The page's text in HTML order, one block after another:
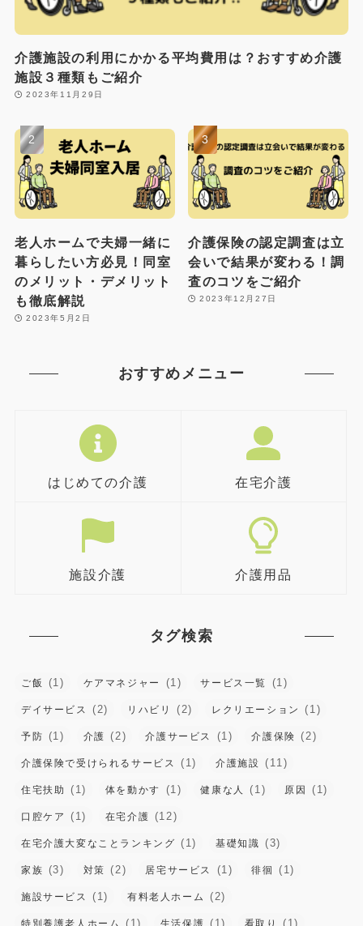
介護施設の利用にかかる平均費用は？おすすめ介護
施設３種類もご紹介
2023年11月29日
老人ホームで夫婦一緒に
暮らしたい方必見！同室
のメリット・デメリット
も徹底解説
2023年5月2日
介護保険の認定調査は立
会いで結果が変わる！調
査のコツをご紹介
2023年12月27日
おすすめメニュー
はじめての介護 在宅介護
施設介護 介護用品
タグ検索
ご飯 (1) ケアマネジャー (1) サービス一覧 (1)
デイサービス (2) リハビリ (2) レクリエーション (1)
予防 (1) 介護 (2) 介護サービス (1) 介護保険 (2)
介護保険で受けられるサービス (1) 介護施設 (11)
住宅扶助 (1) 体を動かす (1) 健康な人 (1) 原因 (1)
口腔ケア (1) 在宅介護 (12)
在宅介護大変なことランキング (1) 基礎知識 (3)
家族 (3) 対策 (2) 居宅サービス (1) 徘徊 (1)
施設サービス (1) 有料老人ホーム (2)
(1) (1) (1)